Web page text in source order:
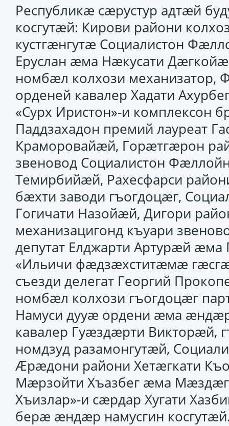
Республикӕ сӕрустур адтӕй
косгутӕй: Кирови райони
кустгӕнгутӕ Социалистон
Еруслан ӕма Нӕкусати
номбӕл колхози
орденей кавалер Хадати
«Сурх Иристон»-и комплексон
Паддзахадон премий лауреат
Краморовайӕй, Горӕтгӕрон
звеновод Социалистон
Темирбийӕй, Рахесфарси
бӕхти заводи гъогдоцӕг,
Гогичати Назойӕй, Дигори
механизацигонд къуари
депутат Елджарти Артурӕй
«Ильичи фӕдзӕхститӕмӕ
съезди делегат Георгий
номбӕл колхози гъогдоцӕг
Намуси дууӕ ордени ӕма ӕндӕр
кавалер Гуӕздӕрти Викторӕй,
номдзуд разамонгутӕй,
Ӕрӕдони райони Хетӕгкати
Мӕрзойти Хъазбег ӕма
Хъизлар»-и сӕрдар Хугати
берӕ ӕндӕр намусгин